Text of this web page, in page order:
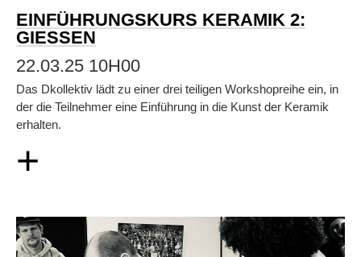
EINFÜHRUNGSKURS KERAMIK 2:
GIESSEN
22.03.25 10H00
Das Dkollektiv lädt zu einer drei teiligen Workshopreihe ein, in
der die Teilnehmer eine Einführung in die Kunst der Keramik
erhalten.
+